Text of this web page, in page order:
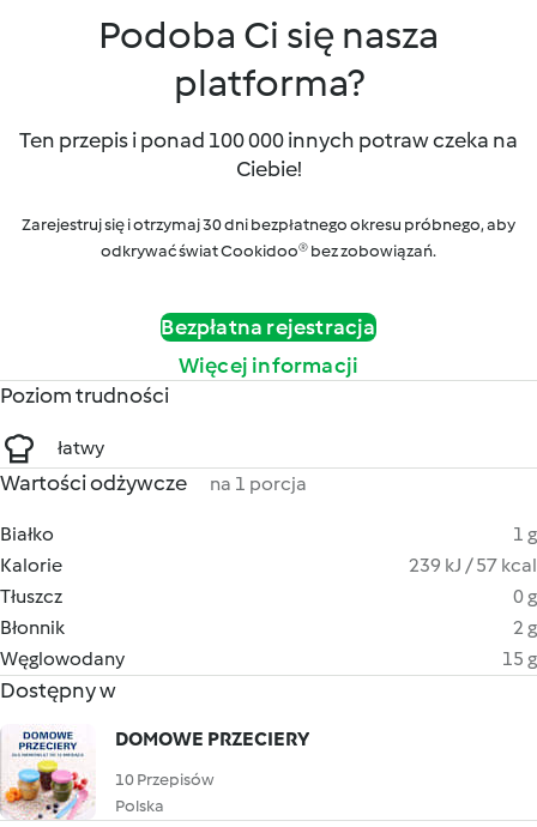
Podoba Ci się nasza
platforma?
Ten przepis i ponad 100 000 innych potraw czeka na
Ciebie!
Zarejestruj się i otrzymaj 30 dni bezpłatnego okresu próbnego, aby
odkrywać świat Cookidoo® bez zobowiązań.
Bezpłatna rejestracja
Więcej informacji
Poziom trudności
łatwy
Wartości odżywcze na 1 porcja
Białko
1 g
Kalorie
239 kJ / 57 kcal
Tłuszcz
0 g
Błonnik
2 g
Węglowodany
15 g
Dostępny w
DOMOWE PRZECIERY
10 Przepisów
Polska